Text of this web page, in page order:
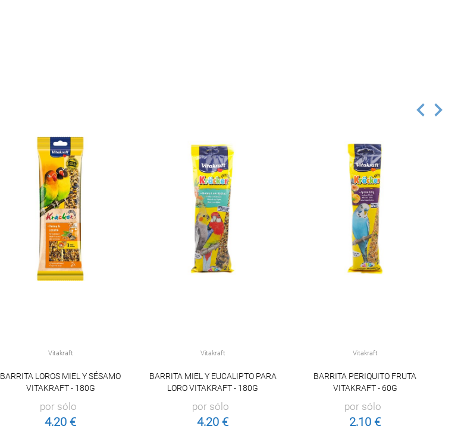
Vitakraft
BARRITA LOROS MIEL Y SÉSAMO
VITAKRAFT - 180G
por sólo
4,20 €
Vitakraft
BARRITA MIEL Y EUCALIPTO PARA
LORO VITAKRAFT - 180G
por sólo
4,20 €
Vitakraft
BARRITA PERIQUITO FRUTA
VITAKRAFT - 60G
por sólo
2,10 €